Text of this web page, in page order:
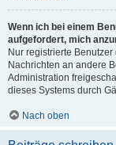
Wenn ich bei einem
aufgefordert, mich
Nur registrierte
Nachrichten an andere
Administration
dieses Systems durch
Nach oben